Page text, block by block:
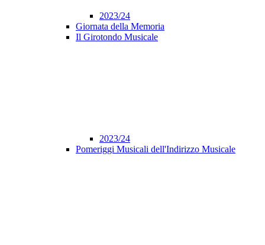
2023/24
Giornata della Memoria
Il Girotondo Musicale
2023/24
Pomeriggi Musicali dell'Indirizzo Musicale